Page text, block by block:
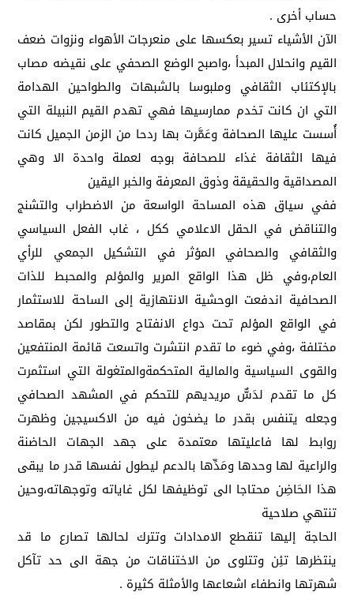
حساب أخرى .
الآن الأشياء تسير بعكسها على منعرجات الأهواء ونزوات ضعف
القيم وانحلال المبدأ ،واصبح الوضع الصحفي على نقيضه مصاب
بالإكتئاب الثقافي وملبوسا بالشبهات والطواحين الهدامة
التي ان كانت تخدم ممارسيها فهي تهدم القيم النبيلة التي
أُسست عليها الصحافة وعَمَّرت بها ردحا من الزمن الجميل كانت
فيها الثقافة غذاء للصحافة بوجه لعملة واحدة الا وهي
المصداقية والحقيقة وذوق المعرفة والخبر اليقين
ففي سياق هذه المساحة الواسعة من الاضطراب والتشنج
والتناقض في الحقل الاعلامي ككل ، غاب الفعل السياسي
والثقافي والصحافي المؤثر في التشكيل الجمعي للرأي
العام،وفي ظل هذا الواقع المرير والمؤلم والمحبط للذات
الصحافية اندفعت الوحشية الانتهازية إلى الساحة للاستثمار
في الواقع المؤلم تحت دواع الانفتاح والتطور لكن بمقاصد
مختلفة ،وفي ضوء ما تقدم انتشرت واتسعت قائمة المنتفعين
والقوى السياسية والمالية المتحكمةوالمتغولة التي استثمرت
كل ما تقدم لدَسٌّ مريديهم للتحكم في المشهد الصحافي
وجعله يتنفس بقدر ما يضخون فيه من الاكسيجين وظهرت
روابط لها فاعليتها معتمدة على جهد الجهات الحاضنة
والراعية لها وحدها ومَدِّها بالدعم ليطول نفسها قدر ما يبقى
هذا الحَاضِن محتاجا الى توظيفها لكل غاياته وتوجهاته،وحين
تنتهي صلاحية
الحاجة إليها تنقطع الامدادات وتترك لحالها تصارع ما قد
ينتظرها تئِن وتتلوى من الاختناقات من جهة الى حد تآكل
شهرتها وانطفاء اشعاعها والأمثلة كثيرة .